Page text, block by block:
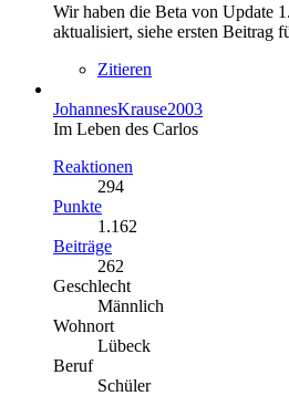
Wir haben die Beta von Update
aktualisiert, siehe ersten Beitrag
Zitieren
JohannesKrause2003
Im Leben des Carlos
Reaktionen
294
Punkte
1.162
Beiträge
262
Geschlecht
Männlich
Wohnort
Lübeck
Beruf
Schüler